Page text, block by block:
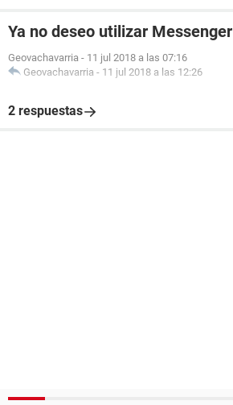
Ya no deseo utilizar Messenger
Geovachavarria - 11 jul 2018 a las 07:16
Geovachavarria - 11 jul 2018 a las 12:26
2 respuestas